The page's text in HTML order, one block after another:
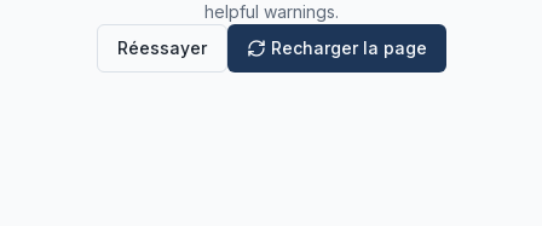
helpful warnings.
Réessayer
Recharger la page